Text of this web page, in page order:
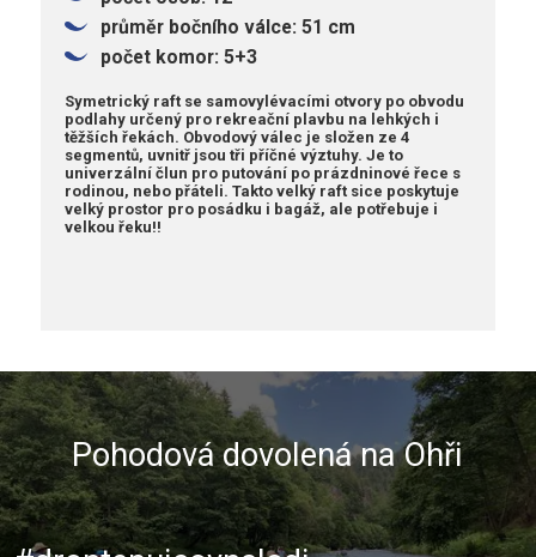
průměr bočního válce: 51 cm
počet komor: 5+3
Symetrický raft se samovylévacími otvory po obvodu
podlahy určený pro rekreační plavbu na lehkých i
těžších řekách. Obvodový válec je složen ze 4
segmentů, uvnitř jsou tři příčné výztuhy. Je to
univerzální člun pro putování po prázdninové řece s
rodinou, nebo přáteli. Takto velký raft sice poskytuje
velký prostor pro posádku i bagáž, ale potřebuje i
velkou řeku!!
Pohodová dovolená na Ohři